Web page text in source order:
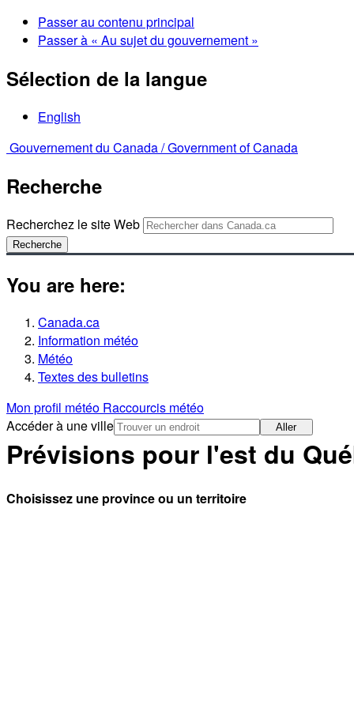
Passer au contenu principal
Passer à « Au sujet du gouvernement »
Sélection de la langue
English
Gouvernement du Canada /Government of Canada
Recherche
Recherchez le site Web
Recherche
You are here:
Canada.ca
Information météo
Météo
Textes des bulletins
Mon profil météo Raccourcis météo
Accéder à une ville
Aller
Prévisions pour l'est du
Choisissez une province ou un territoire